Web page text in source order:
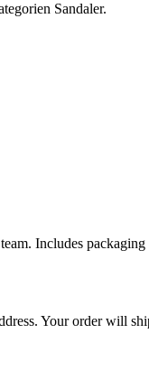
Sandaler.
Includes
Your order will